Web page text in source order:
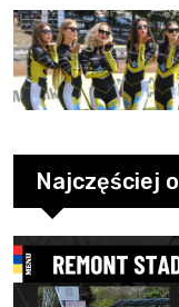
Najczęściej